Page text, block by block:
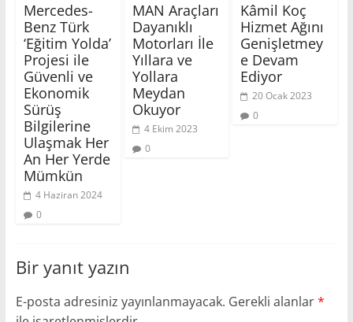
Mercedes-
Benz Türk
‘Eğitim Yolda’
Projesi ile
Güvenli ve
Ekonomik
Sürüş
Bilgilerine
Ulaşmak Her
An Her Yerde
Mümkün
4 Haziran 2024
0
MAN Araçları
Dayanıklı
Motorları İle
Yıllara ve
Yollara
Meydan
Okuyor
4 Ekim 2023
0
Kâmil Koç
Hizmet Ağını
Genişletmey
e Devam
Ediyor
20 Ocak 2023
0
Bir yanıt yazın
E-posta adresiniz yayınlanmayacak. Gerekli alanlar*